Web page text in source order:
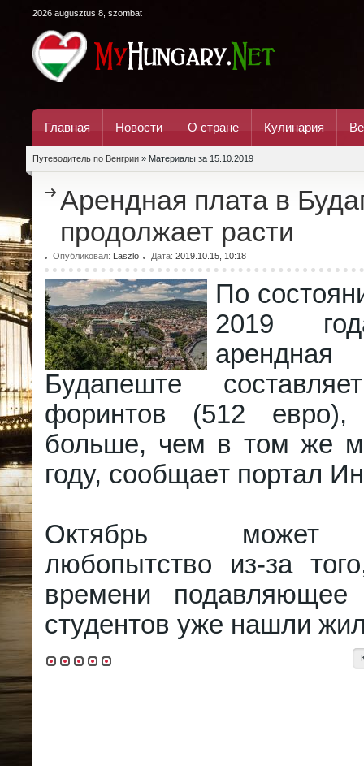
2026 augusztus 8, szombat
Главная Новости О стране Кулинария
Путеводитель по Венгрии » Материалы за 15.10.2019
Арендная плата в
продолжает расти
Опубликовал: Laszlo Дата: 2019.10.15, 10:18
По
2019
Будапеште
форинтов (512
больше, чем в том же
году, сообщает портал
Октябрь может
любопытство из-за
времени подавляющее
студентов уже нашли